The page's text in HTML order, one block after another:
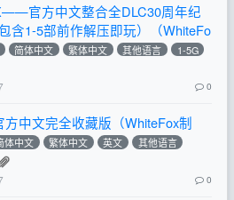
官方中文整合全DLC30周年纪
含1-5部前作解压即玩）（WhiteFo
简体中文 繁体中文 其他语言
1-5G
0
中文完全收藏版（WhiteFox制
体中文 繁体中文 英文
其他语言
0